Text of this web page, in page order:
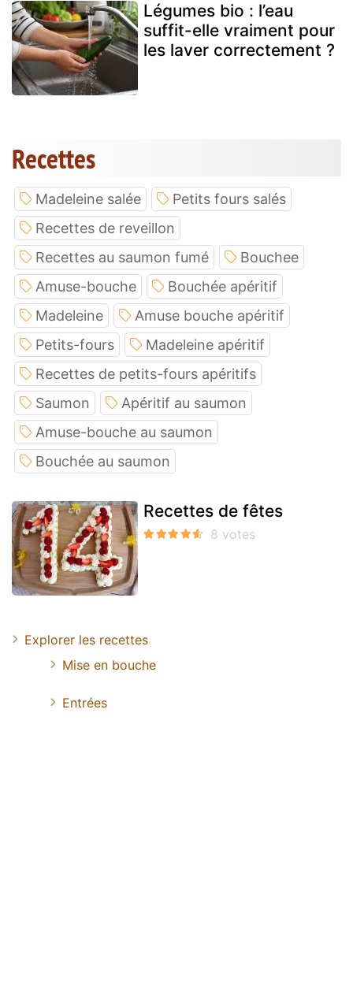
Légumes bio : l’eau
suffit-elle vraiment pour
les laver correctement ?
Recettes
Madeleine salée
Petits fours salés
Recettes de reveillon
Recettes au saumon fumé
Bouchee
Amuse-bouche
Bouchée apéritif
Madeleine
Amuse bouche apéritif
Petits-fours
Madeleine apéritif
Recettes de petits-fours apéritifs
Saumon
Apéritif au saumon
Amuse-bouche au saumon
Bouchée au saumon
Recettes de fêtes
Explorer les recettes
Mise en bouche
Entrées